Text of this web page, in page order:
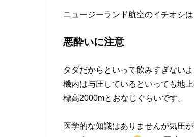
ニュージーランド航空のイチオシ
悪酔いに注意
タダだからといって飲みすぎないよ
機内は与圧しているといっても地上
標高2000mとおなじぐらいです。
医学的な知識はありませんが気圧